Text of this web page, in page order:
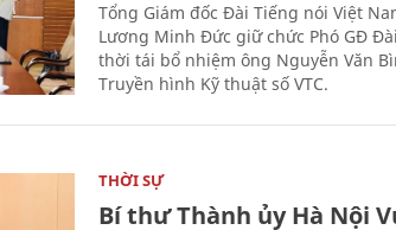
Tổng Giám đốc Đài Tiếng nói Việt
Lương Minh Đức giữ chức Phó GĐ
thời tái bổ nhiệm ông Nguyễn Văn
Truyền hình Kỹ thuật số VTC.
THỜI SỰ
Bí thư Thành ủy Hà Nội